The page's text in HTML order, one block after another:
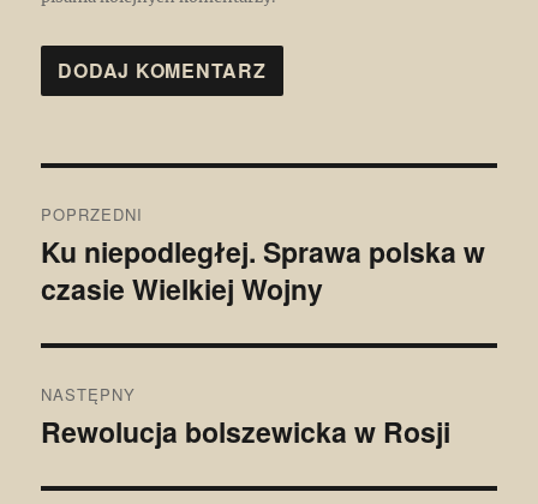
wpisu
POPRZEDNI
Poprzedni
wpis:
Ku niepodległej. Sprawa polska w
czasie Wielkiej Wojny
NASTĘPNY
Następny
Rewolucja bolszewicka w Rosji